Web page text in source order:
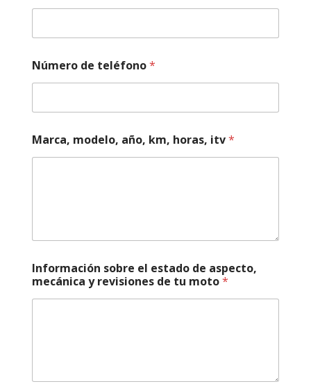
Número de teléfono*
Marca, modelo, año, km, horas, itv*
Información sobre el estado de aspecto,
mecánica y revisiones de tu moto*